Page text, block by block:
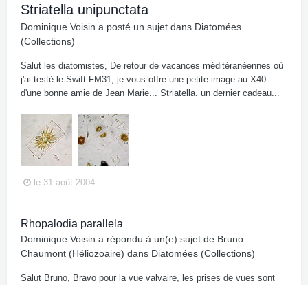
Striatella unipunctata
Dominique Voisin a posté un sujet dans Diatomées
(Collections)
Salut les diatomistes, De retour de vacances méditéranéennes où
j'ai testé le Swift FM31, je vous offre une petite image au X40
d'une bonne amie de Jean Marie... Striatella. un dernier cadeau...
le 31 août 2004
Rhopalodia parallela
Dominique Voisin a répondu à un(e) sujet de Bruno
Chaumont (Héliozoaire) dans Diatomées (Collections)
Salut Bruno, Bravo pour la vue valvaire, les prises de vues sont